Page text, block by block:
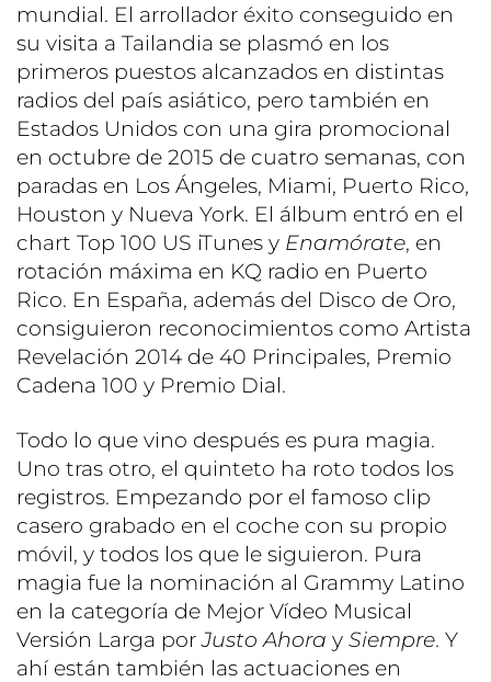
mundial. El arrollador éxito conseguido en
su visita a Tailandia se plasmó en los
primeros puestos alcanzados en distintas
radios del país asiático, pero también en
Estados Unidos con una gira promocional
en octubre de 2015 de cuatro semanas, con
paradas en Los Ángeles, Miami, Puerto Rico,
Houston y Nueva York. El álbum entró en el
chart Top 100 US iTunes y Enamórate, en
rotación máxima en KQ radio en Puerto
Rico. En España, además del Disco de Oro,
consiguieron reconocimientos como Artista
Revelación 2014 de 40 Principales, Premio
Cadena 100 y Premio Dial.
Todo lo que vino después es pura magia.
Uno tras otro, el quinteto ha roto todos los
registros. Empezando por el famoso clip
casero grabado en el coche con su propio
móvil, y todos los que le siguieron. Pura
magia fue la nominación al Grammy Latino
en la categoría de Mejor Vídeo Musical
Versión Larga porJusto Ahora y Siempre. Y
ahí están también las actuaciones en